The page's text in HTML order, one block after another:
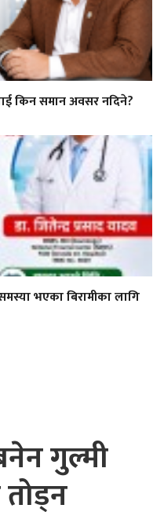
किन समान अवसर नदिने?
भएका बिरामीका लागि
गुल्मी